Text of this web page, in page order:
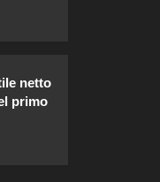
netto
primo